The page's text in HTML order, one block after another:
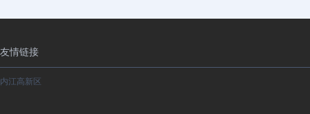
友情链接
内江高新区